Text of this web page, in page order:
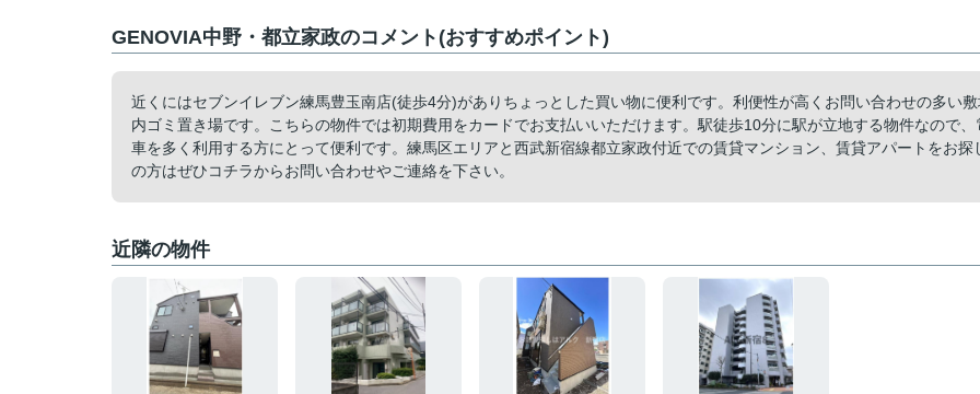
GENOVIA中野・都立家政のコメント(おすすめポイント)
近くにはセブンイレブン練馬豊玉南店(徒歩4分)がありちょっとした買い物に便利です。利便性が高くお問い合わせの多い
内ゴミ置き場です。こちらの物件では初期費用をカードでお支払いいただけます。駅徒歩10分に駅が立地する物件なので、
車を多く利用する方にとって便利です。練馬区エリアと西武新宿線都立家政付近での賃貸マンション、賃貸アパートをお探
の方はぜひコチラからお問い合わせやご連絡を下さい。
近隣の物件